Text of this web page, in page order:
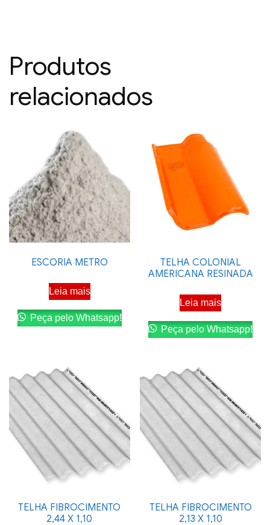
Produtos
relacionados
ESCORIA METRO
Leia mais
Peça pelo Whatsapp!
TELHA COLONIAL
AMERICANA RESINADA
Leia mais
Peça pelo Whatsapp!
TELHA FIBROCIMENTO
2,44 X 1,10
TELHA FIBROCIMENTO
2,13 X 1,10